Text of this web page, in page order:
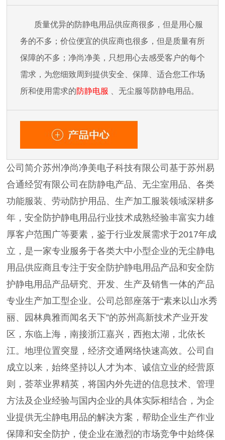
质量优异的防静电用品供应商很多，但是用心服
务的不多；价位便宜的供应商也很多，但是质量有所
保障的不多；净尚净美，只想用心去感受客户的每个
需求，为您细致周到提供安全、保障、适合您工作场
所和使用需求的防静电服 、无尘服等防静电用品。
公司简介苏州净尚净美电子科技有限公司基于苏州易
合通经贸有限公司在防静电产品、无尘室用品、各类
功能服装、劳动防护用品、生产加工服装领域深耕多
年，安全防护静电用品行业技术成熟经验丰富实力雄
厚客户范围广等要素，鉴于行业发展需求于2017年成
立，是一家专业服务于各类大中小型企业的无尘静电
用品供应商且专注于安全防护静电用品产品和安全防
护静电用品产品研究、开发、生产及销售一体的产品
专业生产加工型企业。公司总部座落于“素来以山水秀
丽、园林典雅而闻名天下”的苏州高新技术产业开发
区，东临上海，南接浙江嘉兴，西抱太湖，北依长
江。地理位置突显，经济交通网络快速高效。公司自
成立以来，始终坚持以人才为本、诚信立业的经营原
则，荟萃业界精英，将国内外先进的信息技术、管理
方法及企业经验与国内企业的具体实际相结合，为企
业提供无尘静电用品的解决方案，帮助企业生产作业
保障和安全防护，使企业在激烈的市场竞争中始终保